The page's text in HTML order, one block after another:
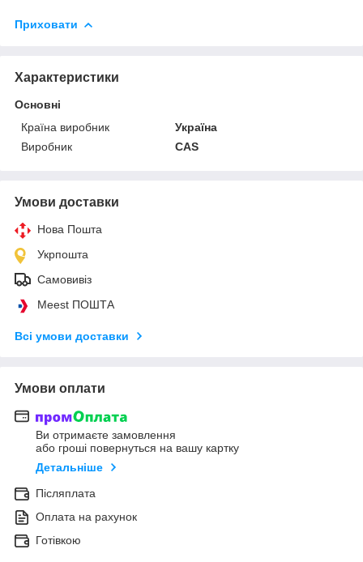
Приховати
Характеристики
Основні
Країна виробник
Україна
Виробник
CAS
Умови доставки
Нова Пошта
Укрпошта
Самовивіз
Meest ПОШТА
Всі умови доставки
Умови оплати
Ви отримаєте замовлення
або гроші повернуться на вашу картку
Детальніше
Післяплата
Оплата на рахунок
Готівкою